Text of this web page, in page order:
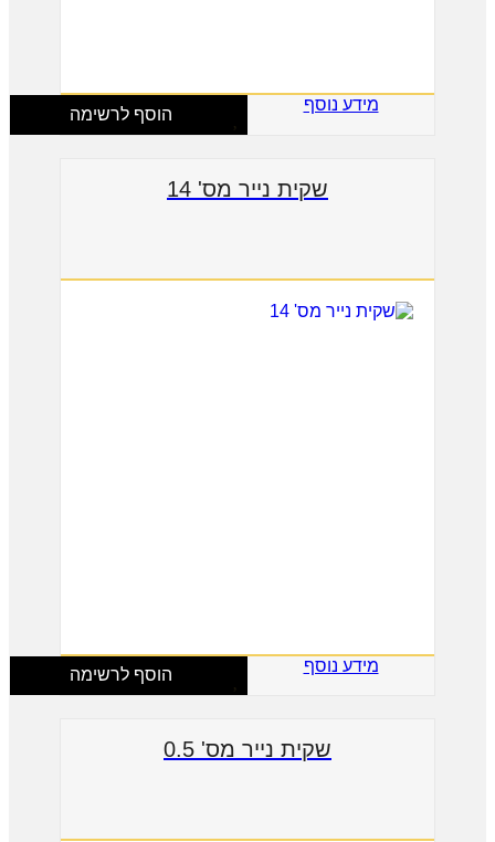
מידע נוסף
הוסף לרשימה
שקית נייר מס' 14
מידע נוסף
הוסף לרשימה
שקית נייר מס' 0.5